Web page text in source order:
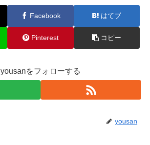
Facebook はてブ
Pinterest コピー
yousanをフォローする
yousan